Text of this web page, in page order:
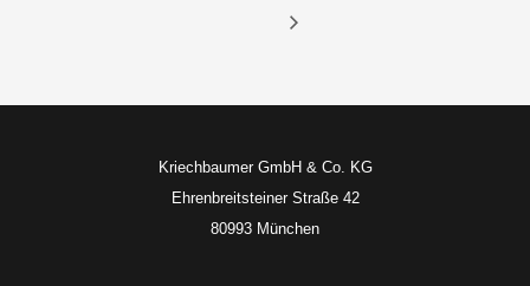
Kriechbaumer GmbH & Co. KG
Ehrenbreitsteiner Straße 42
80993 München